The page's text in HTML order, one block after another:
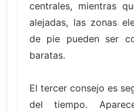
centrales, mientras
alejadas, las zonas
de pie pueden ser
baratas.
El tercer consejo es
del tiempo.